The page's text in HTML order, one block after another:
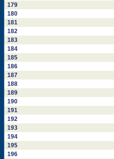
179
180
181
182
183
184
185
186
187
188
189
190
191
192
193
194
195
196